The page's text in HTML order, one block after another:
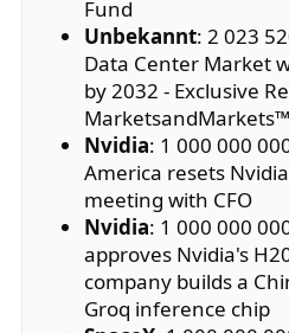
Fund
Unbekannt: 2 023
Data Center Market
by 2032 - Exclusive
MarketsandMarkets™
Nvidia: 1 000 000
America resets
meeting with CFO
Nvidia: 1 000 000
approves Nvidia's
company builds a
Groq inference chip